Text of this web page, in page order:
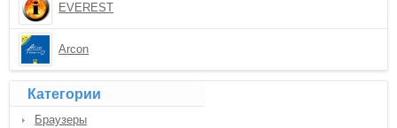
EVEREST
Arcon
Категории
Браузеры